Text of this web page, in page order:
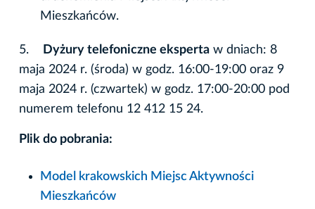
Mieszkańców.
5. Dyżury telefoniczne eksperta w dniach: 8
maja 2024 r. (środa) w godz. 16:00-19:00 oraz 9
maja 2024 r. (czwartek) w godz. 17:00-20:00 pod
numerem telefonu 12 412 15 24.
Plik do pobrania:
Model krakowskich Miejsc Aktywności
Mieszkańców